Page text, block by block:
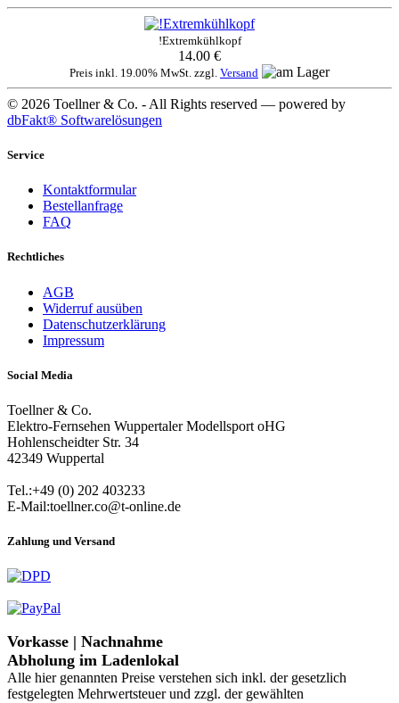
!Extremkühlkopf
14.00 €
Preis inkl. 19.00% MwSt. zzgl. Versand
© 2026 Toellner & Co. - All Rights reserved — powered by
dbFakt® Softwarelösungen
Service
Kontaktformular
Bestellanfrage
FAQ
Rechtliches
AGB
Widerruf ausüben
Datenschutzerklärung
Impressum
Social Media
Toellner & Co.
Elektro-Fernsehen Wuppertaler Modellsport oHG
Hohlenscheidter Str. 34
42349 Wuppertal
Tel.:+49 (0) 202 403233
E-Mail:toellner.co@t-online.de
Zahlung und Versand
Vorkasse | Nachnahme
Abholung im Ladenlokal
Alle hier genannten Preise verstehen sich inkl. der gesetzlich
festgelegten Mehrwertsteuer und zzgl. der gewählten